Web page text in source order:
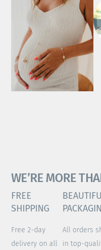
WE’RE MORE
FREE
SHIPPING
Free 2-day
delivery on all
All orders
in top-